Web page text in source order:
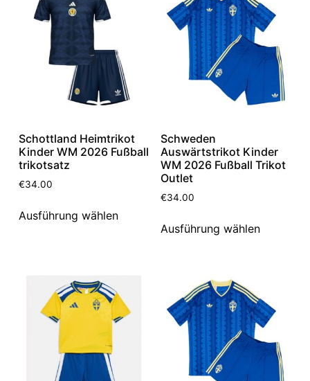
Schottland Heimtrikot
Kinder WM 2026 Fußball
trikotsatz
€34.00
Ausführung wählen
Schweden
Auswärtstrikot Kinder
WM 2026 Fußball Trikot
Outlet
€34.00
Ausführung wählen